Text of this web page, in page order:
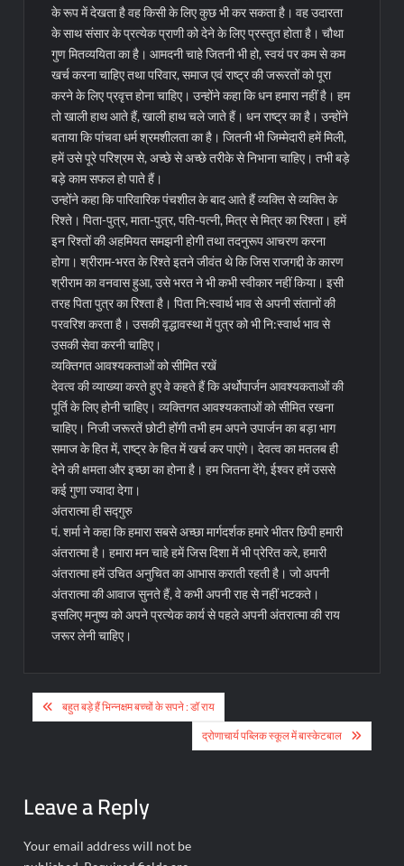
के रूप में देखता है वह किसी के लिए कुछ भी कर सकता है। वह उदारता
के साथ संसार के प्रत्येक प्राणी को देने के लिए प्रस्तुत होता है। चौथा
गुण मितव्ययिता का है। आमदनी चाहे जितनी भी हो, स्वयं पर कम से कम
खर्च करना चाहिए तथा परिवार, समाज एवं राष्ट्र की जरूरतों को पूरा
करने के लिए प्रवृत्त होना चाहिए। उन्होंने कहा कि धन हमारा नहीं है। हम
तो खाली हाथ आते हैं, खाली हाथ चले जाते हैं। धन राष्ट्र का है। उन्होंने
बताया कि पांचवा धर्म श्रमशीलता का है। जितनी भी जिम्मेदारी हमें मिली,
हमें उसे पूरे परिश्रम से, अच्छे से अच्छे तरीके से निभाना चाहिए। तभी बड़े
बड़े काम सफल हो पाते हैं।
उन्होंने कहा कि पारिवारिक पंचशील के बाद आते हैं व्यक्ति से व्यक्ति के
रिश्ते। पिता-पुत्र, माता-पुत्र, पति-पत्नी, मित्र से मित्र का रिश्ता। हमें
इन रिश्तों की अहमियत समझनी होगी तथा तदनुरूप आचरण करना
होगा। श्रीराम-भरत के रिश्ते इतने जीवंत थे कि जिस राजगद्दी के कारण
श्रीराम का वनवास हुआ, उसे भरत ने भी कभी स्वीकार नहीं किया। इसी
तरह पिता पुत्र का रिश्ता है। पिता नि:स्वार्थ भाव से अपनी संतानों की
परवरिश करता है। उसकी वृद्धावस्था में पुत्र को भी नि:स्वार्थ भाव से
उसकी सेवा करनी चाहिए।
व्यक्तिगत आवश्यकताओं को सीमित रखें
देवत्व की व्याख्या करते हुए वे कहते हैं कि अर्थोपार्जन आवश्यकताओं की
पूर्ति के लिए होनी चाहिए। व्यक्तिगत आवश्यकताओं को सीमित रखना
चाहिए। निजी जरूरतें छोटी होंगी तभी हम अपने उपार्जन का बड़ा भाग
समाज के हित में, राष्ट्र के हित में खर्च कर पाएंगे। देवत्व का मतलब ही
देने की क्षमता और इच्छा का होना है। हम जितना देंगे, ईश्वर हमें उससे
कई गुणा ज्यादा देगा।
अंतरात्मा ही सद्गुरु
पं. शर्मा ने कहा कि हमारा सबसे अच्छा मार्गदर्शक हमारे भीतर छिपी हमारी
अंतरात्मा है। हमारा मन चाहे हमें जिस दिशा में भी प्रेरित करे, हमारी
अंतरात्मा हमें उचित अनुचित का आभास कराती रहती है। जो अपनी
अंतरात्मा की आवाज सुनते हैं, वे कभी अपनी राह से नहीं भटकते।
इसलिए मनुष्य को अपने प्रत्येक कार्य से पहले अपनी अंतरात्मा की राय
जरूर लेनी चाहिए।
Post
navigation
बहुत बड़े हैं भिन्नक्षम बच्चों के सपने : डॉ राय
द्रोणाचार्य पब्लिक स्कूल में बास्केटबाल
Leave a Reply
Your email address will not be